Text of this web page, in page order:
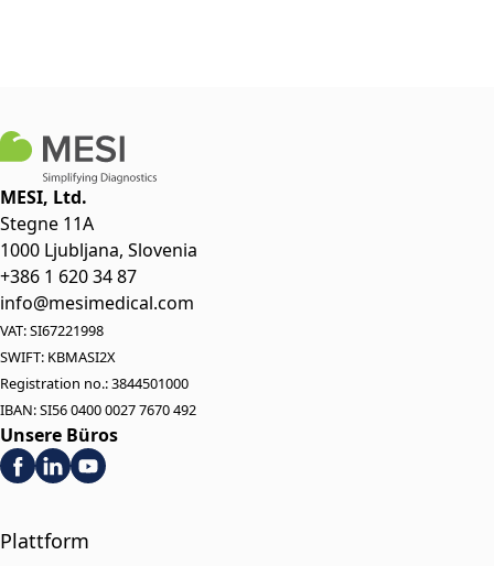
MESI, Ltd.
Stegne 11A
1000 Ljubljana, Slovenia
+386 1 620 34 87
info@mesimedical.com
VAT: SI67221998
SWIFT: KBMASI2X
Registration no.: 3844501000
IBAN: SI56 0400 0027 7670 492
Unsere Büros
Plattform